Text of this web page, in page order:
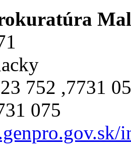
752 ,7731
075